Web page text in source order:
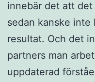
innebär det att
sedan kanske inte
resultat. Och det
partners man
uppdaterad